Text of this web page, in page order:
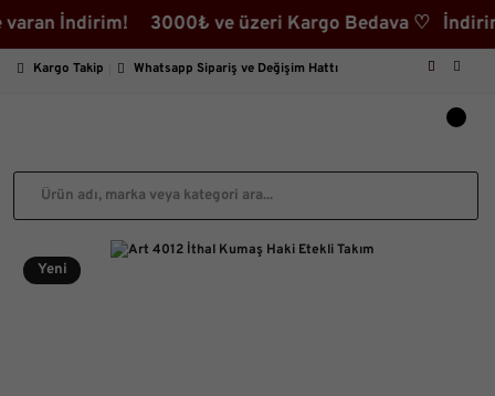
3000₺ ve üzeri Kargo Bedava ♡ İndirimli
Kargo Takip Whatsapp Sipariş ve Değişim Hattı
Yeni